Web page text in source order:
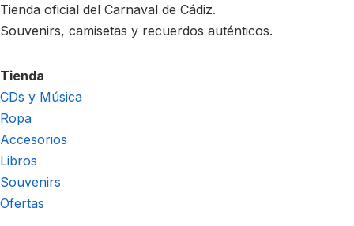
Tienda oficial del Carnaval de Cádiz.
Souvenirs, camisetas y recuerdos auténticos.
Tienda
CDs y Música
Ropa
Accesorios
Libros
Souvenirs
Ofertas